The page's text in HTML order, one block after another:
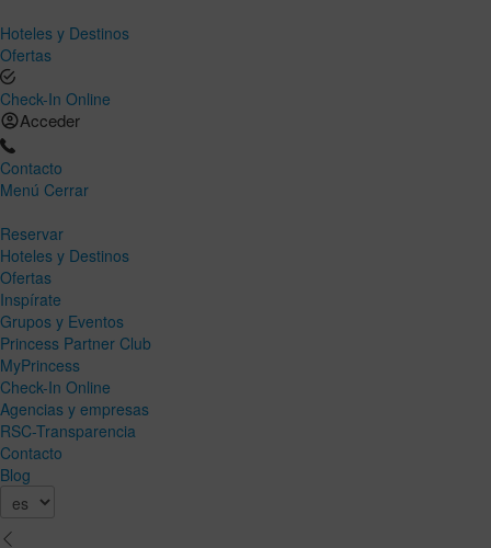
Hoteles y Destinos
Ofertas
Check-In Online
Acceder
Contacto
Menú Cerrar
Reservar
Hoteles y Destinos
Ofertas
Inspírate
Grupos y Eventos
Princess Partner Club
MyPrincess
Check-In Online
Agencias y empresas
RSC-Transparencia
Contacto
Blog